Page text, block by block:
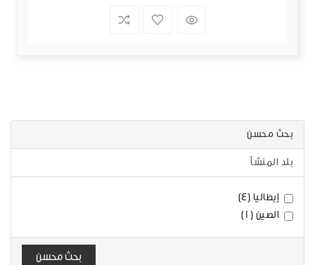
بحث محسن
بلد المنشأ
إيطاليا (4)
الصين (1)
بحث محسن